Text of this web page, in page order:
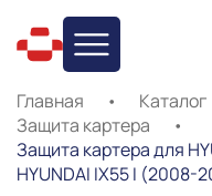
Главная • Каталог
Защита картера
•
Защита картера для
HYUNDAI IX55 I (2008-